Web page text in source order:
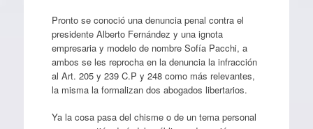
Pronto se conoció una denuncia penal contra el
presidente Alberto Fernández y una ignota
empresaria y modelo de nombre Sofía Pacchi, a
ambos se les reprocha en la denuncia la infracción
al Art. 205 y 239 C.P y 248 como más relevantes,
la misma la formalizan dos abogados libertarios.
Ya la cosa pasa del chisme o de un tema personal